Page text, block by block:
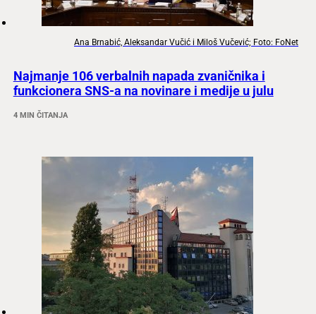
Ana Brnabić, Aleksandar Vučić i Miloš Vučević; Foto: FoNet
Najmanje 106 verbalnih napada zvaničnika i
funkcionera SNS-a na novinare i medije u julu
4 MIN ČITANJA